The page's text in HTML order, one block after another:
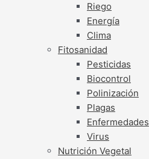
Riego
Energía
Clima
Fitosanidad
Pesticidas
Biocontrol
Polinización
Plagas
Enfermedades
Virus
Nutrición Vegetal